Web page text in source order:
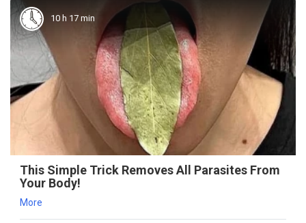
10 h 17 min
This Simple Trick Removes All Parasites From
Your Body!
More